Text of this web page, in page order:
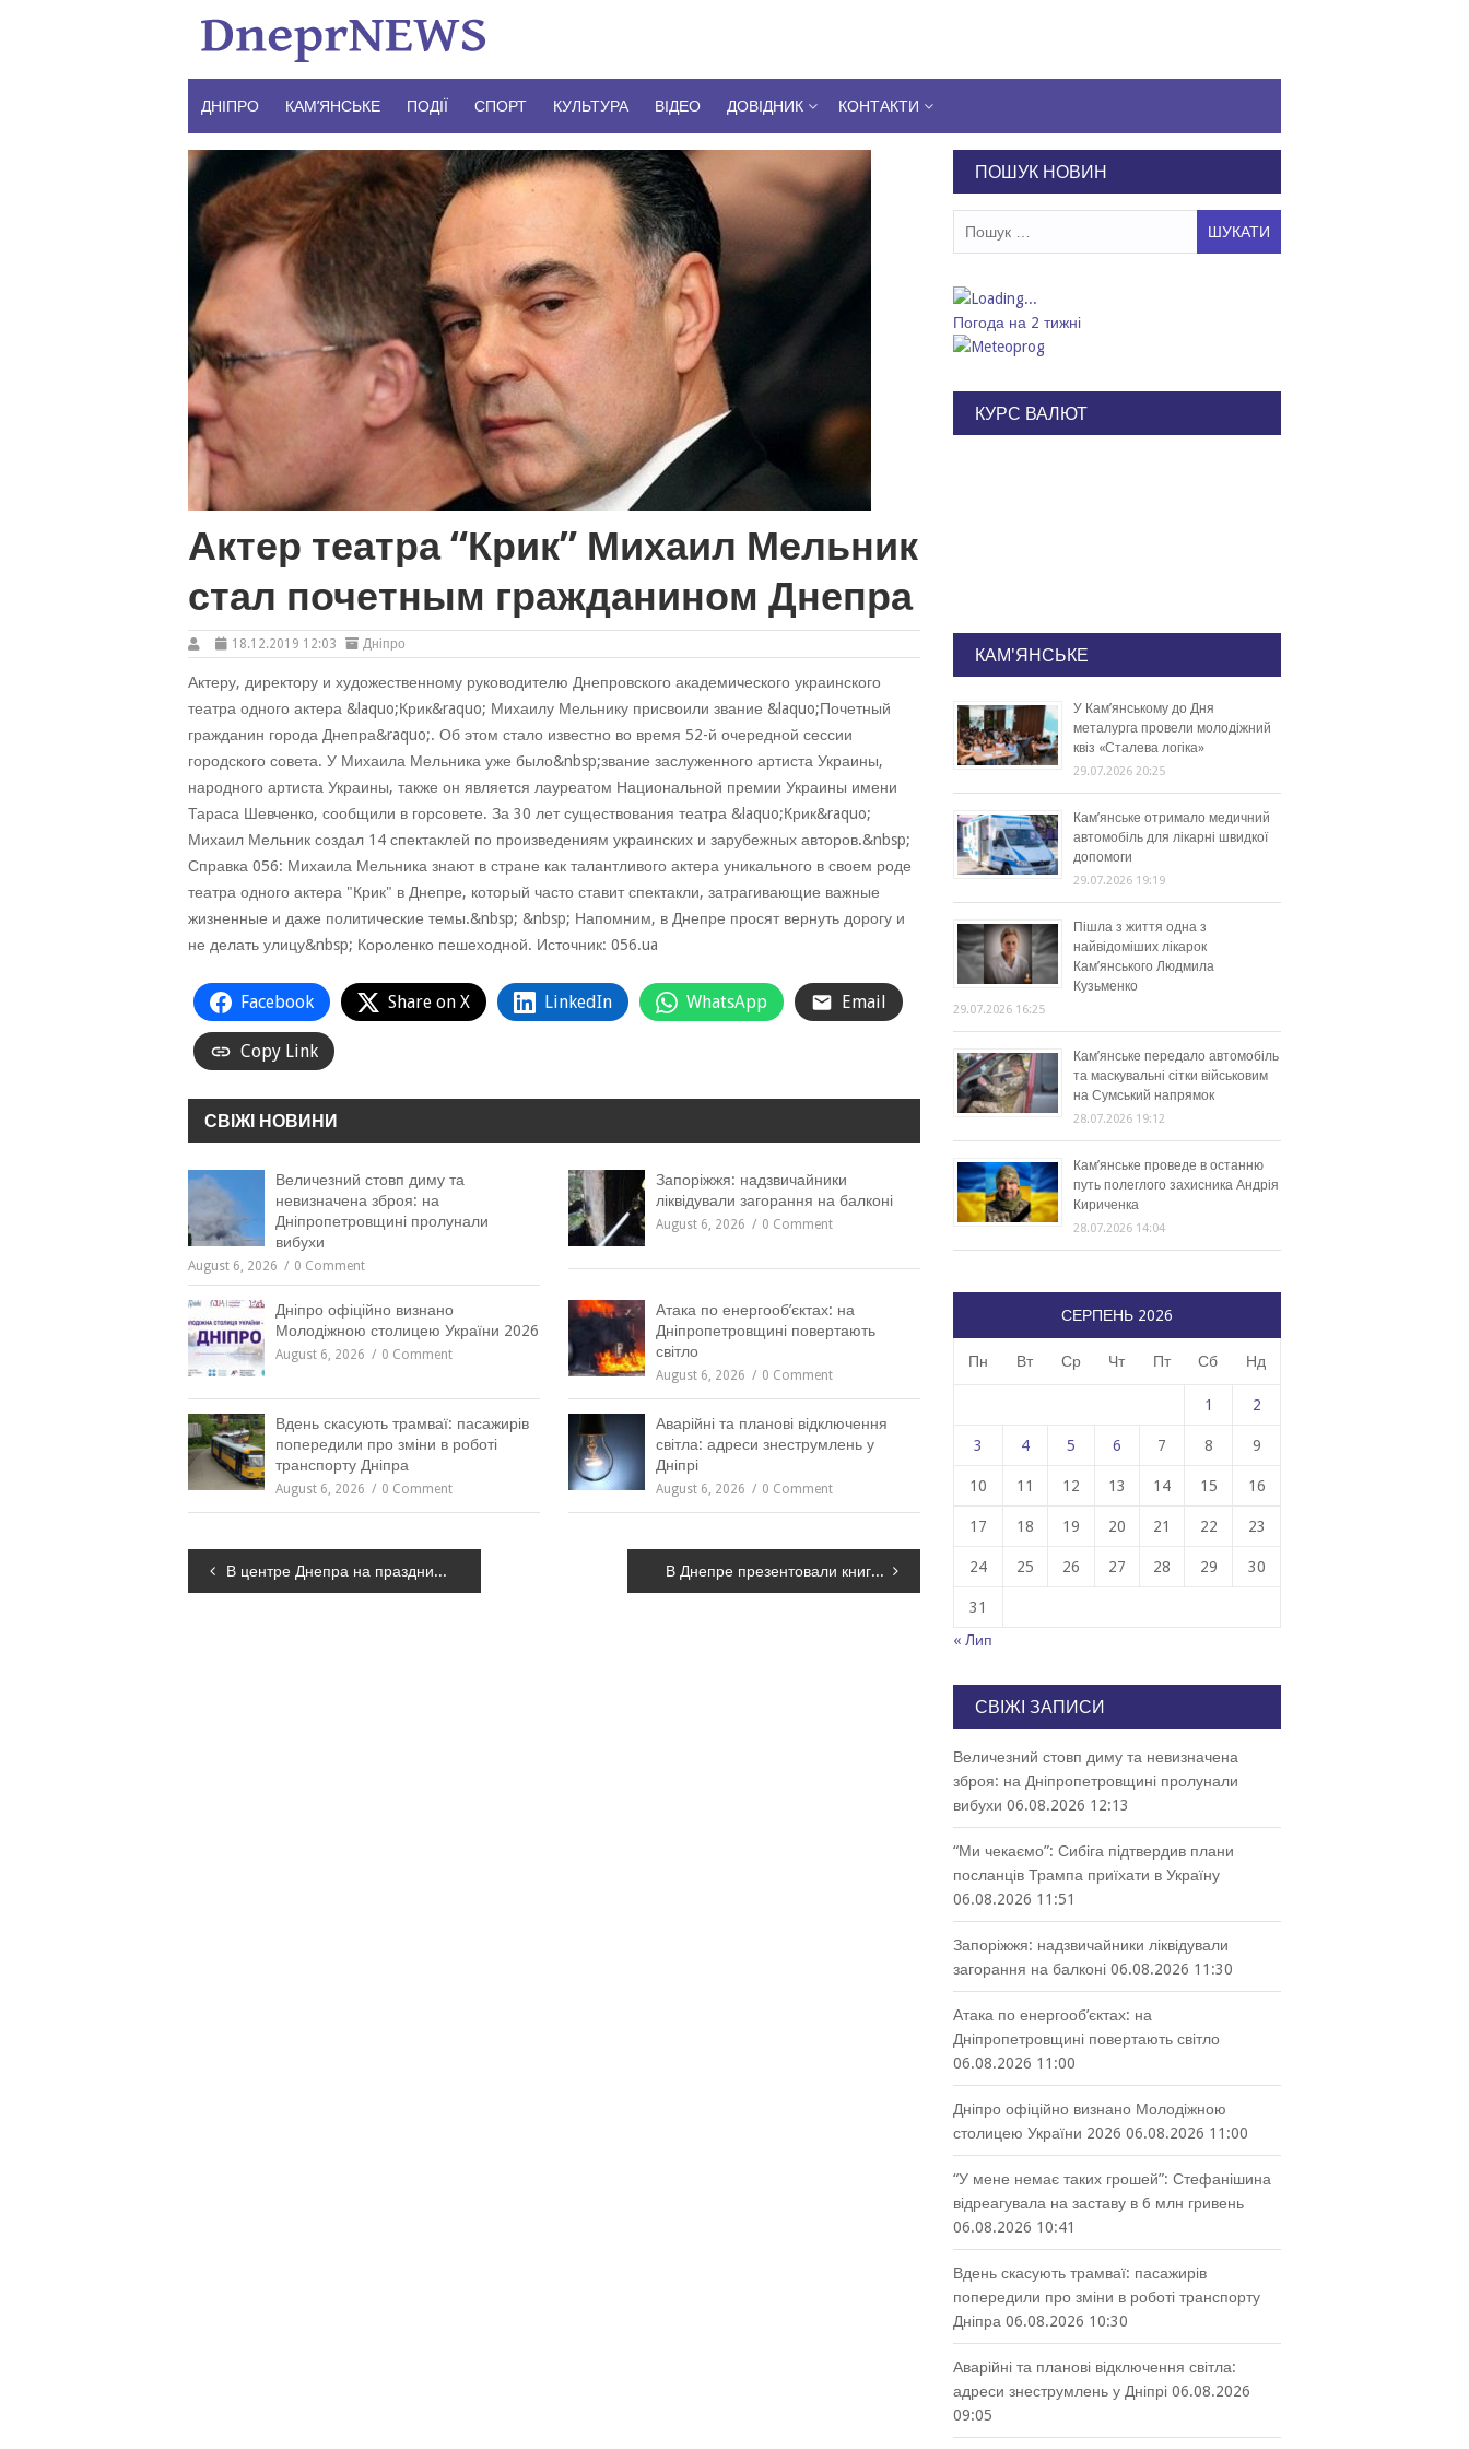
ДНІПРО КАМ’ЯНСЬКЕ ПОДІЇ СПОРТ КУЛЬТУРА ВІДЕО ДОВІДНИК КОНТАКТИ
Актер театра “Крик” Михаил Мельник
стал почетным гражданином Днепра
18.12.2019 12:03 Дніпро
Актеру, директору и художественному руководителю Днепровского академического украинского
театра одного актера &laquo;Крик&raquo; Михаилу Мельнику присвоили звание &laquo;Почетный
гражданин города Днепра&raquo;. Об этом стало известно во время 52-й очередной сессии
городского совета. У Михаила Мельника уже было&nbsp;звание заслуженного артиста Украины,
народного артиста Украины, также он является лауреатом Национальной премии Украины имени
Тараса Шевченко, сообщили в горсовете. За 30 лет существования театра &laquo;Крик&raquo;
Михаил Мельник создал 14 спектаклей по произведениям украинских и зарубежных авторов.&nbsp;
Справка 056: Михаила Мельника знают в стране как талантливого актера уникального в своем роде
театра одного актера "Крик" в Днепре, который часто ставит спектакли, затрагивающие важные
жизненные и даже политические темы.&nbsp; &nbsp; Напомним, в Днепре просят вернуть дорогу и
не делать улицу&nbsp; Короленко пешеходной. Источник: 056.ua
Facebook Share on X LinkedIn WhatsApp Email
Copy Link
СВІЖІ НОВИНИ
Величезний стовп диму та
невизначена зброя: на
Дніпропетровщині пролунали
вибухи
August 6, 2026 0 Comment
Запоріжжя: надзвичайники
ліквідували загорання на балконі
August 6, 2026 0 Comment
Дніпро офіційно визнано
Молодіжною столицею України 2026
August 6, 2026 0 Comment
Атака по енергооб’єктах: на
Дніпропетровщині повертають
світло
August 6, 2026 0 Comment
Вдень скасують трамваї: пасажирів
попередили про зміни в роботі
транспорту Дніпра
August 6, 2026 0 Comment
Аварійні та планові відключення
світла: адреси знеструмлень у
Дніпрі
August 6, 2026 0 Comment
Навігація
В центре Днепра на праздники будут перекрывать движение В Днепре презентовали книгу об истории лоцманов и порогов
ПОШУК НОВИН
Погода на 2 тижні
КУРС ВАЛЮТ
КАМ'ЯНСЬКЕ
У Кам’янському до Дня
металурга провели молодіжний
квіз «Сталева логіка»
29.07.2026 20:25
Кам’янське отримало медичний
автомобіль для лікарні швидкої
допомоги
29.07.2026 19:19
Пішла з життя одна з
найвідоміших лікарок
Кам’янського Людмила
Кузьменко
29.07.2026 16:25
Кам’янське передало автомобіль
та маскувальні сітки військовим
на Сумський напрямок
28.07.2026 19:12
Кам’янське проведе в останню
путь полеглого захисника Андрія
Кириченка
28.07.2026 14:04
СЕРПЕНЬ 2026
Пн Вт Ср Чт Пт Сб Нд
1 2
3 4 5 6 7 8 9
10 11 12 13 14 15 16
17 18 19 20 21 22 23
24 25 26 27 28 29 30
31
« Лип
СВІЖІ ЗАПИСИ
Величезний стовп диму та невизначена
зброя: на Дніпропетровщині пролунали
вибухи 06.08.2026 12:13
“Ми чекаємо”: Сибіга підтвердив плани
посланців Трампа приїхати в Україну
06.08.2026 11:51
Запоріжжя: надзвичайники ліквідували
загорання на балконі 06.08.2026 11:30
Атака по енергооб’єктах: на
Дніпропетровщині повертають світло
06.08.2026 11:00
Дніпро офіційно визнано Молодіжною
столицею України 2026 06.08.2026 11:00
“У мене немає таких грошей”: Стефанішина
відреагувала на заставу в 6 млн гривень
06.08.2026 10:41
Вдень скасують трамваї: пасажирів
попередили про зміни в роботі транспорту
Дніпра 06.08.2026 10:30
Аварійні та планові відключення світла:
адреси знеструмлень у Дніпрі 06.08.2026
09:05